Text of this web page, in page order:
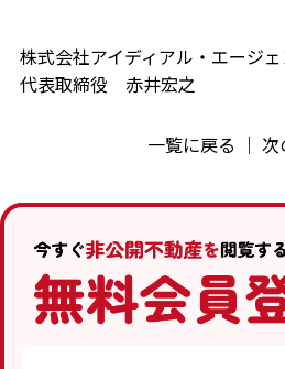
株式会社アイディアル・エージ
代表取締役 赤井宏之
一覧に戻る ｜ 次